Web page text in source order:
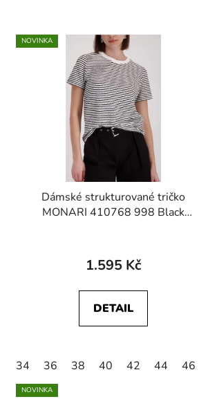
NOVINKA
Dámské strukturované tričko
MONARI 410768 998 Black
1.595 Kč
DETAIL
34 36 38 40 42 44 46
NOVINKA